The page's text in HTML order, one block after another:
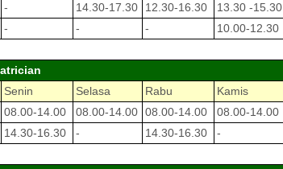
- 14.30-17.30 12.30-16.30 13.30 -15.30
- - - 10.00-12.30
Senin Selasa Rabu Kamis
08.00-14.00 08.00-14.00 08.00-14.00 08.00-14.00
14.30-16.30 - 14.30-16.30 -